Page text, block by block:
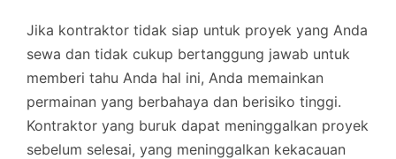
Jika kontraktor tidak siap untuk proyek yang Anda
sewa dan tidak cukup bertanggung jawab untuk
memberi tahu Anda hal ini, Anda memainkan
permainan yang berbahaya dan berisiko tinggi.
Kontraktor yang buruk dapat meninggalkan proyek
sebelum selesai, yang meninggalkan kekacauan